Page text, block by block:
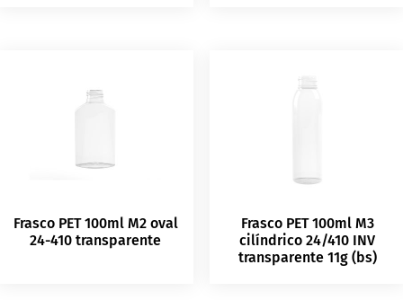
Frasco PET 100ml M2 oval
24-410 transparente
Frasco PET 100ml M3
cilíndrico 24/410 INV
transparente 11g (bs)